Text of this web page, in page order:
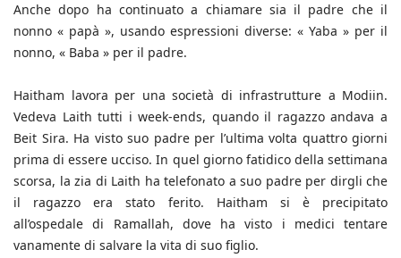
Anche dopo ha continuato a chiamare sia il padre che il
nonno « papà », usando espressioni diverse: « Yaba » per il
nonno, « Baba » per il padre.
Haitham lavora per una società di infrastrutture a Modiin.
Vedeva Laith tutti i week-ends, quando il ragazzo andava a
Beit Sira. Ha visto suo padre per l’ultima volta quattro giorni
prima di essere ucciso. In quel giorno fatidico della settimana
scorsa, la zia di Laith ha telefonato a suo padre per dirgli che
il ragazzo era stato ferito. Haitham si è precipitato
all’ospedale di Ramallah, dove ha visto i medici tentare
vanamente di salvare la vita di suo figlio.